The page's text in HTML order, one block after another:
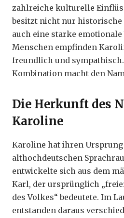
zahlreiche kulturelle
besitzt nicht nur historische
auch eine starke
Menschen empfinden
freundlich und sympathisch.
Kombination macht den
Die Herkunft des
Karoline
Karoline hat ihren
althochdeutschen
entwickelte sich aus dem
Karl, der ursprünglich
des Volkes“ bedeutete. Im
entstanden daraus